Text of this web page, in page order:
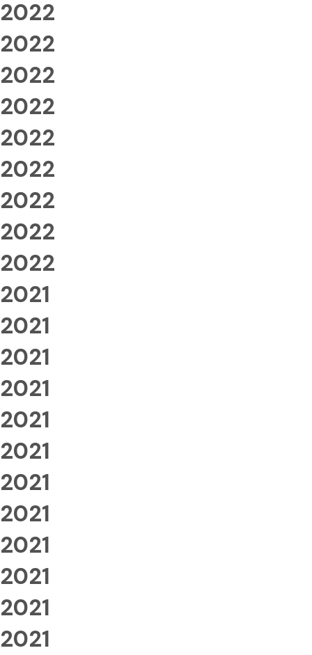
2022
2022
2022
2022
2022
2022
2022
2022
2022
2021
2021
2021
2021
2021
2021
2021
2021
2021
2021
2021
2021